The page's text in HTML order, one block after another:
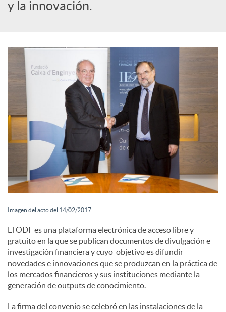
o
a
l
s
y la innovación.
Imagen del acto del 14/02/2017
El ODF es una plataforma electrónica de acceso libre y
gratuito en la que se publican documentos de divulgación e
investigación financiera y cuyo objetivo es difundir
novedades e innovaciones que se produzcan en la práctica de
los mercados financieros y sus instituciones mediante la
generación de outputs de conocimiento.
La firma del convenio se celebró en las instalaciones de la